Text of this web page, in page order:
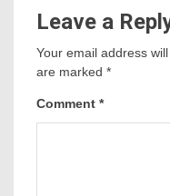
Leave a
Your email address
are marked *
Comment *